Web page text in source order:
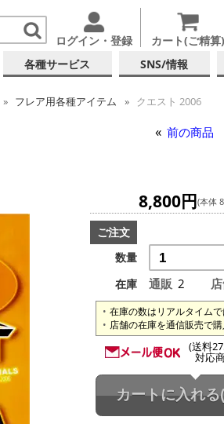
ログイン・登録 カート(ご精算)
各種サービス SNS/情報
フレア用各種アイテム クエスト 2006
前の商品
8,800円(本体
ご注文
数量
在庫
通販 2
在庫の数はリアルタイムで
店舗の在庫を通信販売で購
(送料
対応
カートに入れる